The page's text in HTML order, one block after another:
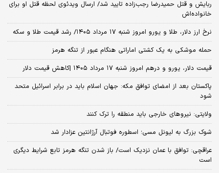
ربایش و قتل حمیدرضا رجب‌زاده تایید شد/ ارسال ویدئوی لحظه قتل او برای
خانواده‌اش
نرخ ارز دلار، طلا و یورو امروز شنبه ۱۷ مرداد ۱۴۰۵/ رشد قیمت طلا و سکه
حمله موشکی به یک کشتی اماراتی هنگام عبور از تنگه هرمز
قیمت دلار، یورو و درهم امروز شنبه ۱۷ مرداد ۱۴۰۵ |کاهش قیمت دلار
پاکستان بعد از امضای توافق مکه: جهان اسلام باید در برابر اسرائیل متحد
شود
ولایتی: نیروهای خارجی باید منطقه را ترک کنند
شوک بزرگ به لیونل مسی؛ اسطوره فوتبال آرژانتین عزادار شد
عراقچی: توافق با عمان نزدیک است/ باز شدن تنگه هرمز تابع شرایط دیگری
است